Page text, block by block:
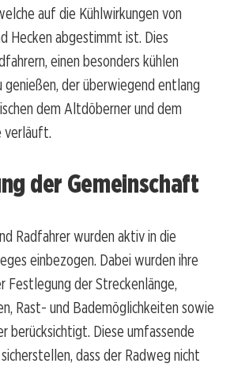
auf die Kühlwirkungen von
Hecken abgestimmt ist. Dies
einen besonders kühlen
der überwiegend entlang
dem Altdöberner und dem
verläuft.
der Gemeinschaft
Radfahrer wurden aktiv in die
einbezogen. Dabei wurden ihre
Festlegung der Streckenlänge,
Rast- und Bademöglichkeiten sowie
berücksichtigt. Diese umfassende
dass der Radweg nicht